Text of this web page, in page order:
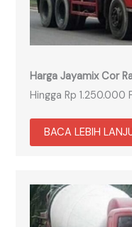
Harga Jayamix Cor
Hingga Rp 1.250.000
BACA LEBIH